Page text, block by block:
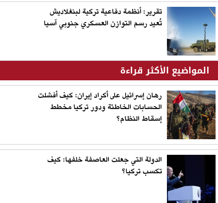
تقرير: أنظمة دفاعية تركية لبنغلاديش
تُعيد رسم التوازن العسكري جنوبي آسيا
المواضيع الأكثر قراءة
رهان إسرائيل على أكراد إيران: كيف أفشلت
الحسابات الخاطئة ودور تركيا مخطط
إسقاط النظام؟
الدولة التي جعلت العاصفة خلفها: كيف
تكسب تركيا؟